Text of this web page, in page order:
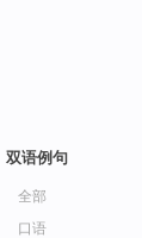
双语例句
全部
口语